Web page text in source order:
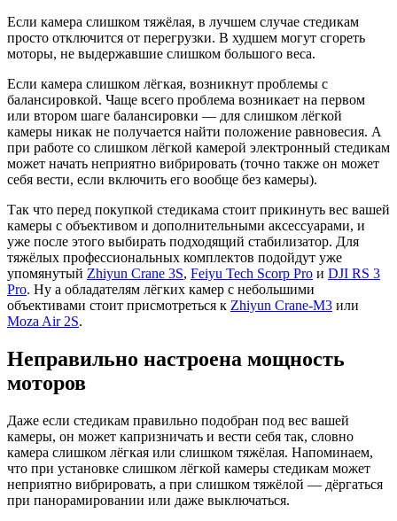
Если камера слишком тяжёлая, в лучшем случае стедикам
просто отключится от перегрузки. В худшем могут сгореть
моторы, не выдержавшие слишком большого веса.
Если камера слишком лёгкая, возникнут проблемы с
балансировкой. Чаще всего проблема возникает на первом
или втором шаге балансировки — для слишком лёгкой
камеры никак не получается найти положение равновесия. А
при работе со слишком лёгкой камерой электронный стедикам
может начать неприятно вибрировать (точно также он может
себя вести, если включить его вообще без камеры).
Так что перед покупкой стедикама стоит прикинуть вес вашей
камеры с объективом и дополнительными аксессуарами, и
уже после этого выбирать подходящий стабилизатор. Для
тяжёлых профессиональных комплектов подойдут уже
упомянутый Zhiyun Crane 3S, Feiyu Tech Scorp Pro и DJI RS 3
Pro. Ну а обладателям лёгких камер с небольшими
объективами стоит присмотреться к Zhiyun Crane-M3 или
Moza Air 2S.
Неправильно настроена мощность
моторов
Даже если стедикам правильно подобран под вес вашей
камеры, он может капризничать и вести себя так, словно
камера слишком лёгкая или слишком тяжёлая. Напоминаем,
что при установке слишком лёгкой камеры стедикам может
неприятно вибрировать, а при слишком тяжёлой — дёргаться
при панорамировании или даже выключаться.